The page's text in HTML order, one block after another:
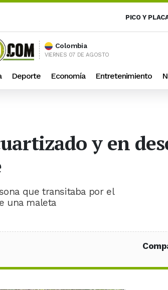
PICO Y
Colombia
VIERNES 07 DE AGOSTO
Deporte Economía Entretenimiento
y en
que transitaba por el
una maleta